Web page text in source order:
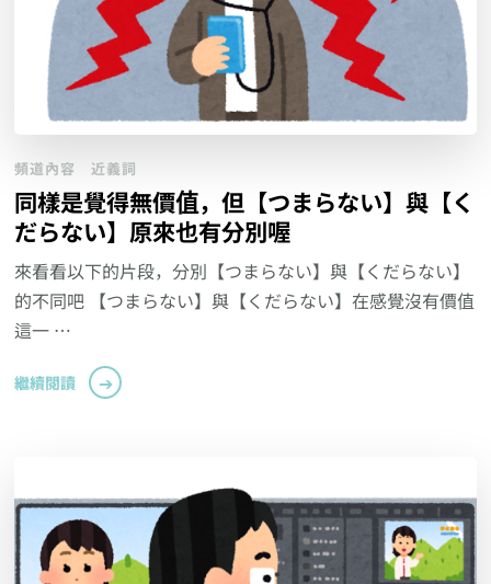
頻道內容 近義詞
同樣是覺得無價值，但【つまらない】與【く
だらない】原來也有分別喔
來看看以下的片段，分別【つまらない】與【くだらない】
的不同吧 【つまらない】與【くだらない】在感覺沒有價值
這一 …
繼續閱讀